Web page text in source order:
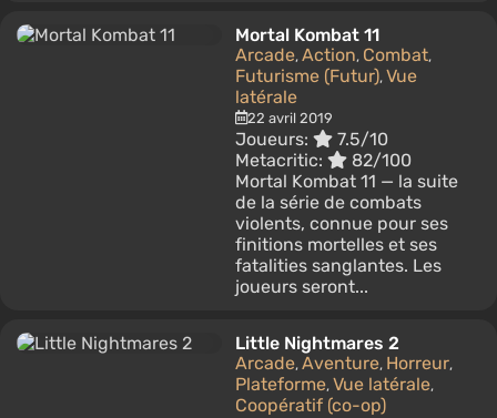
Mortal Kombat 11
Arcade, Action, Combat,
Futurisme (Futur), Vue
latérale
22 avril 2019
Joueurs:
7.5/10
Metacritic:
82/100
Mortal Kombat 11 — la suite
de la série de combats
violents, connue pour ses
finitions mortelles et ses
fatalities sanglantes. Les
joueurs seront...
Little Nightmares 2
Arcade, Aventure, Horreur,
Plateforme, Vue latérale,
Coopératif (co-op)